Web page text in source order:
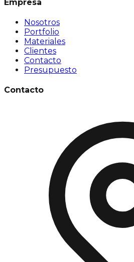
Empresa
Nosotros
Portfolio
Materiales
Clientes
Contacto
Presupuesto
Contacto